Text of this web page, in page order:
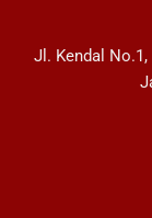
Jl. Kendal No.1,